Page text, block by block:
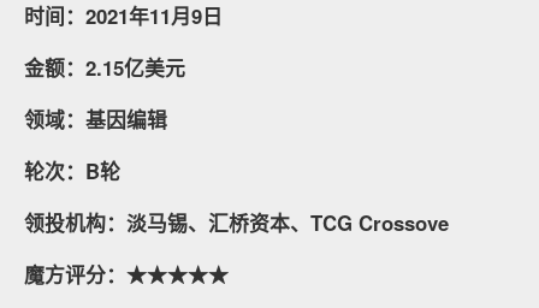
时间：2021年11月9日
金额：2.15亿美元
领域：基因编辑
轮次：B轮
领投机构：淡马锡、汇桥资本、TCG Crossove
魔方评分：★★★★★